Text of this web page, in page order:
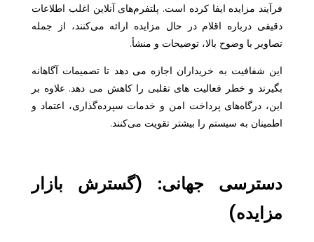
فرآیند مزایده ایفا کرده است. پلتفرم‌های آنلاین اغلب اطلاعات
دقیقی درباره اقلام در حال مزایده ارائه می‌کنند، از جمله
تصاویر با وضوح بالا، توضیحات و منشأ.
این شفافیت به خریداران اجازه می دهد تا تصمیمات آگاهانه
بگیرند و خطر فعالیت های تقلبی را کاهش می دهد. علاوه بر
این، درگاه‌های پرداخت امن و خدمات سپرده‌گذاری، اعتماد و
اطمینان به سیستم را بیشتر تقویت می‌کنند.
دسترسی جهانی: (گسترش بازار
مزایده)